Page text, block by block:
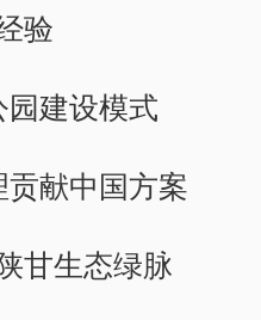
验
建设模式
献中国方案
甘生态绿脉